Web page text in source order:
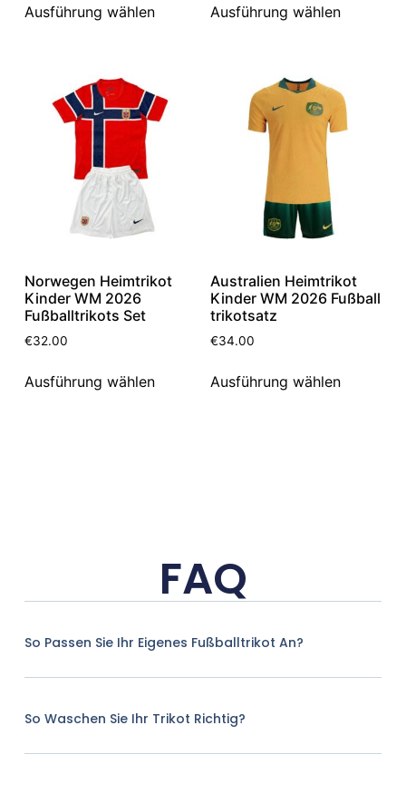
Ausführung wählen Ausführung wählen
Norwegen Heimtrikot
Kinder WM 2026
Fußballtrikots Set
€32.00
Ausführung wählen
Australien Heimtrikot
Kinder WM 2026 Fußball
trikotsatz
€34.00
Ausführung wählen
FAQ
So Passen Sie Ihr Eigenes Fußballtrikot An?
So Waschen Sie Ihr Trikot Richtig?